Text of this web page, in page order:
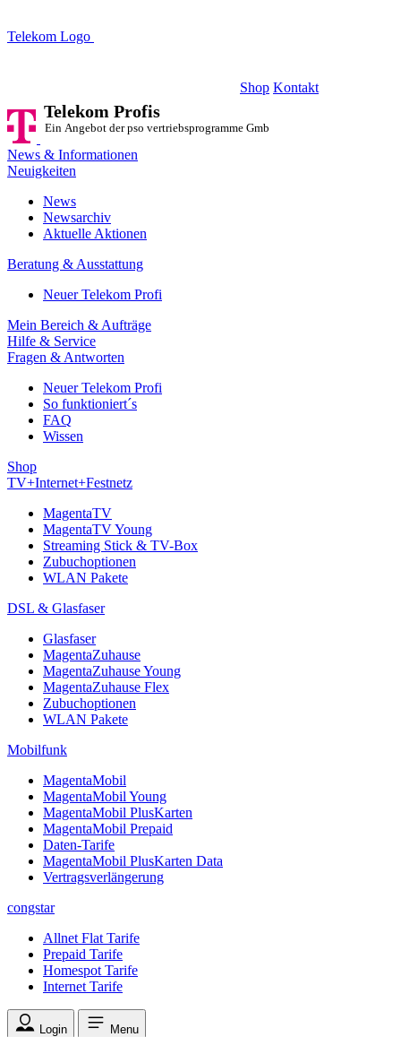
Telekom Logo
Shop Kontakt
Telekom Profis
Ein Angebot der pso vertriebsprogramme GmbH
News & Informationen
Neuigkeiten
News
Newsarchiv
Aktuelle Aktionen
Beratung & Ausstattung
Neuer Telekom Profi
Mein Bereich & Aufträge
Hilfe & Service
Fragen & Antworten
Neuer Telekom Profi
So funktioniert´s
FAQ
Wissen
Shop
TV+Internet+Festnetz
MagentaTV
MagentaTV Young
Streaming Stick & TV-Box
Zubuchoptionen
WLAN Pakete
DSL & Glasfaser
Glasfaser
MagentaZuhause
MagentaZuhause Young
MagentaZuhause Flex
Zubuchoptionen
WLAN Pakete
Mobilfunk
MagentaMobil
MagentaMobil Young
MagentaMobil PlusKarten
MagentaMobil Prepaid
Daten-Tarife
MagentaMobil PlusKarten Data
Vertragsverlängerung
congstar
Allnet Flat Tarife
Prepaid Tarife
Homespot Tarife
Internet Tarife
Login Menu